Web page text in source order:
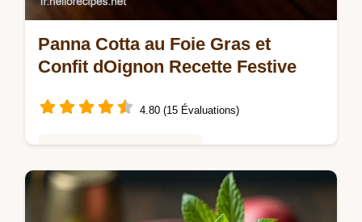
Panna Cotta au Foie Gras et
Confit dOignon Recette Festive
4.80 (15 Évaluations)
Découvrez la Panna Cotta au Foie Gras et
Confit dOignon une entrée gourmande et